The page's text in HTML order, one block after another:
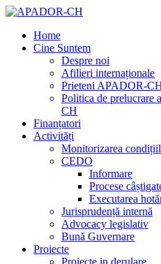
Home
Cine Suntem
Despre noi
Afilieri internaționale
Prieteni APADOR-
Politica de prelucrare
CH
Finanțatori
Activități
Monitorizarea
CEDO
Informare
Procese
Executarea
Jurisprudență internă
Advocacy legislativ
Bună Guvernare
Proiecte
Proiecte in derulare